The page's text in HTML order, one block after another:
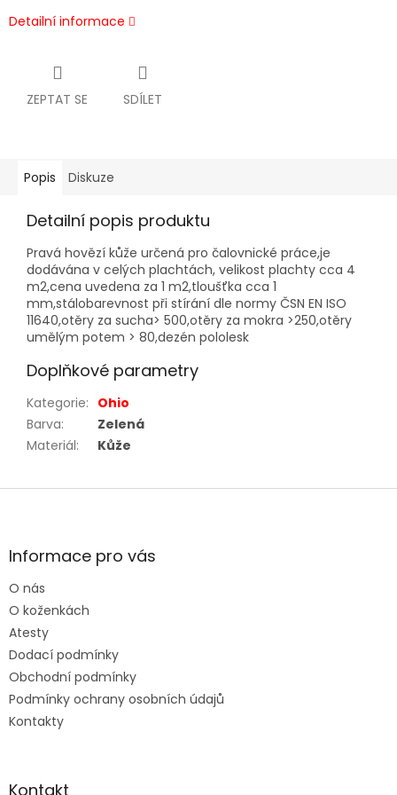
Detailní informace
ZEPTAT SE SDÍLET
Popis Diskuze
Detailní popis produktu
Pravá hovězí kůže určená pro čalovnické práce,je
dodávána v celých plachtách, velikost plachty cca 4
m2,cena uvedena za 1 m2,tloušťka cca 1
mm,stálobarevnost při stírání dle normy ČSN EN ISO
11640,otěry za sucha> 500,otěry za mokra >250,otěry
umělým potem > 80,dezén pololesk
Doplňkové parametry
Kategorie: Ohio
Barva:
Zelená
Materiál: Kůže
Z
aInformace pro vás
O nás
O koženkách
Atesty
Dodací podmínky
Obchodní podmínky
Podmínky ochrany osobních údajů
Kontakty
Kontakt